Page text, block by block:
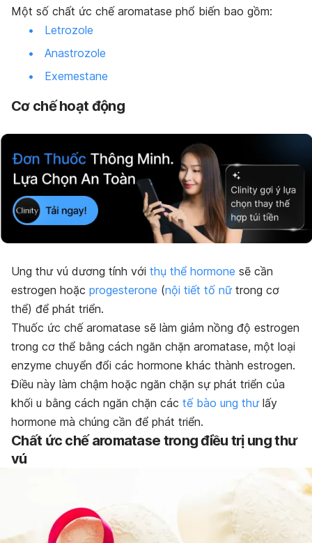
Một số chất ức chế aromatase phổ biến bao gồm:
Letrozole
Anastrozole
Exemestane
Cơ chế hoạt động
Ung thư vú dương tính với thụ thể hormone sẽ cần
estrogen hoặc progesterone (nội tiết tố nữtrong cơ
thể) để phát triển.
Thuốc ức chế aromatase sẽ làm giảm nồng độ estrogen
trong cơ thể bằng cách ngăn chặn aromatase, một loại
enzyme chuyển đổi các hormone khác thành estrogen.
Điều này làm chậm hoặc ngăn chặn sự phát triển của
khối u bằng cách ngăn chặn các tế bào ung thưlấy
hormone mà chúng cần để phát triển.
Chất ức chế aromatase trong điều trị ung thư
vú